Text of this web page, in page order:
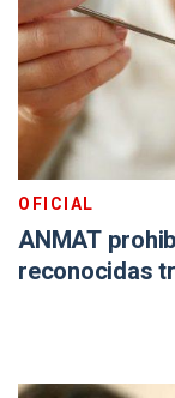
OFICIAL
ANMAT
reconocidas